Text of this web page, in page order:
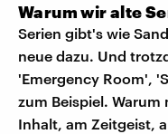
Warum wir alte
Serien gibt's wie
neue dazu. Und
'Emergency Room',
zum Beispiel. Warum
Inhalt, am Zeitgeist,